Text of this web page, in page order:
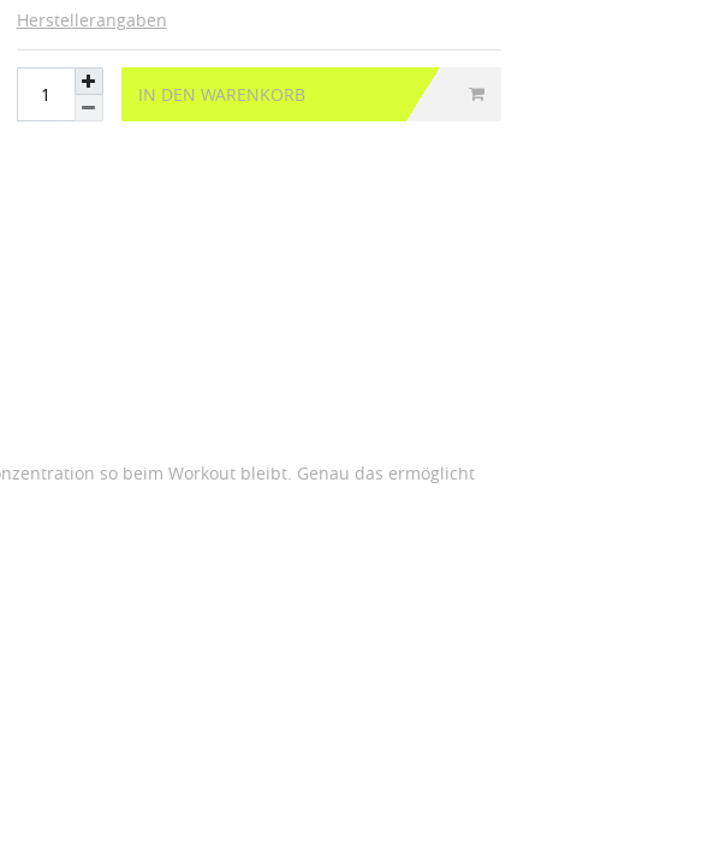
Herstellerangaben
IN DEN WARENKORB
so beim Workout bleibt. Genau das ermöglicht